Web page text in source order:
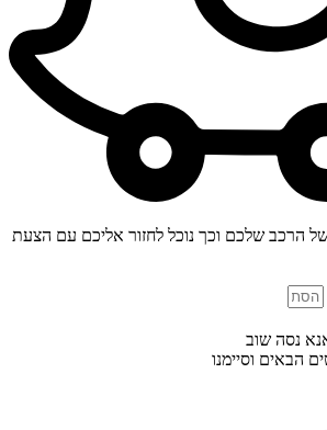
הרכב שלכם וכך נוכל לחזור אליכם עם הצעת
נסה שוב
הבאים וסיימנו